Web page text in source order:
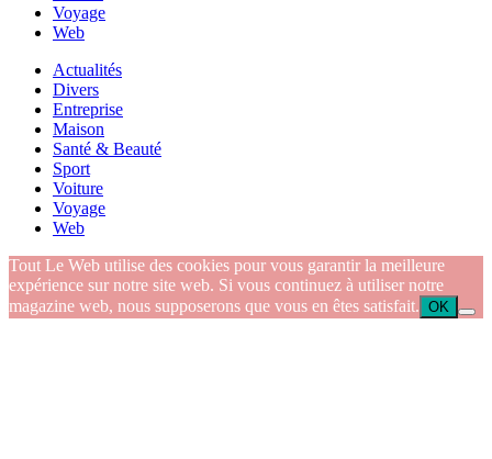
Voyage
Web
Actualités
Divers
Entreprise
Maison
Santé & Beauté
Sport
Voiture
Voyage
Web
Tout Le Web utilise des cookies pour vous garantir la meilleure
expérience sur notre site web. Si vous continuez à utiliser notre
magazine web, nous supposerons que vous en êtes satisfait. OK